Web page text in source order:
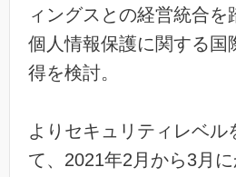
ィングスとの経営統合を
個人情報保護に関する国
得を検討。
よりセキュリティレベル
て、2021年2月から3月